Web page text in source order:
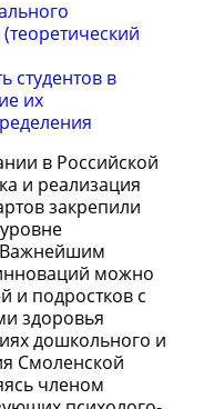
студентов в
их
в Российской
и реализация
закрепили
Важнейшим
можно
и подростков с
здоровья
дошкольного и
Смоленской
членом